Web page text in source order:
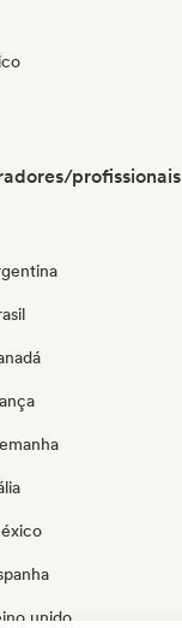
profissionais
unido